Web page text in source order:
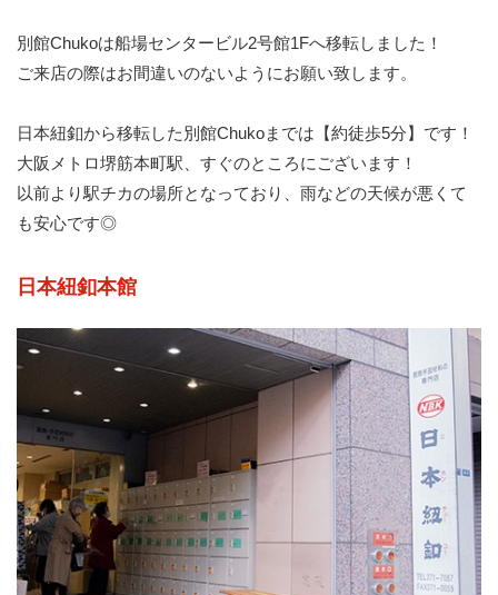
別館Chukoは船場センタービル2号館1Fへ移転しました！
ご来店の際はお間違いのないようにお願い致します。
日本紐釦から移転した別館Chukoまでは【約徒歩5分】です！
大阪メトロ堺筋本町駅、すぐのところにございます！
以前より駅チカの場所となっており、雨などの天候が悪くて
も安心です◎
日本紐釦本館